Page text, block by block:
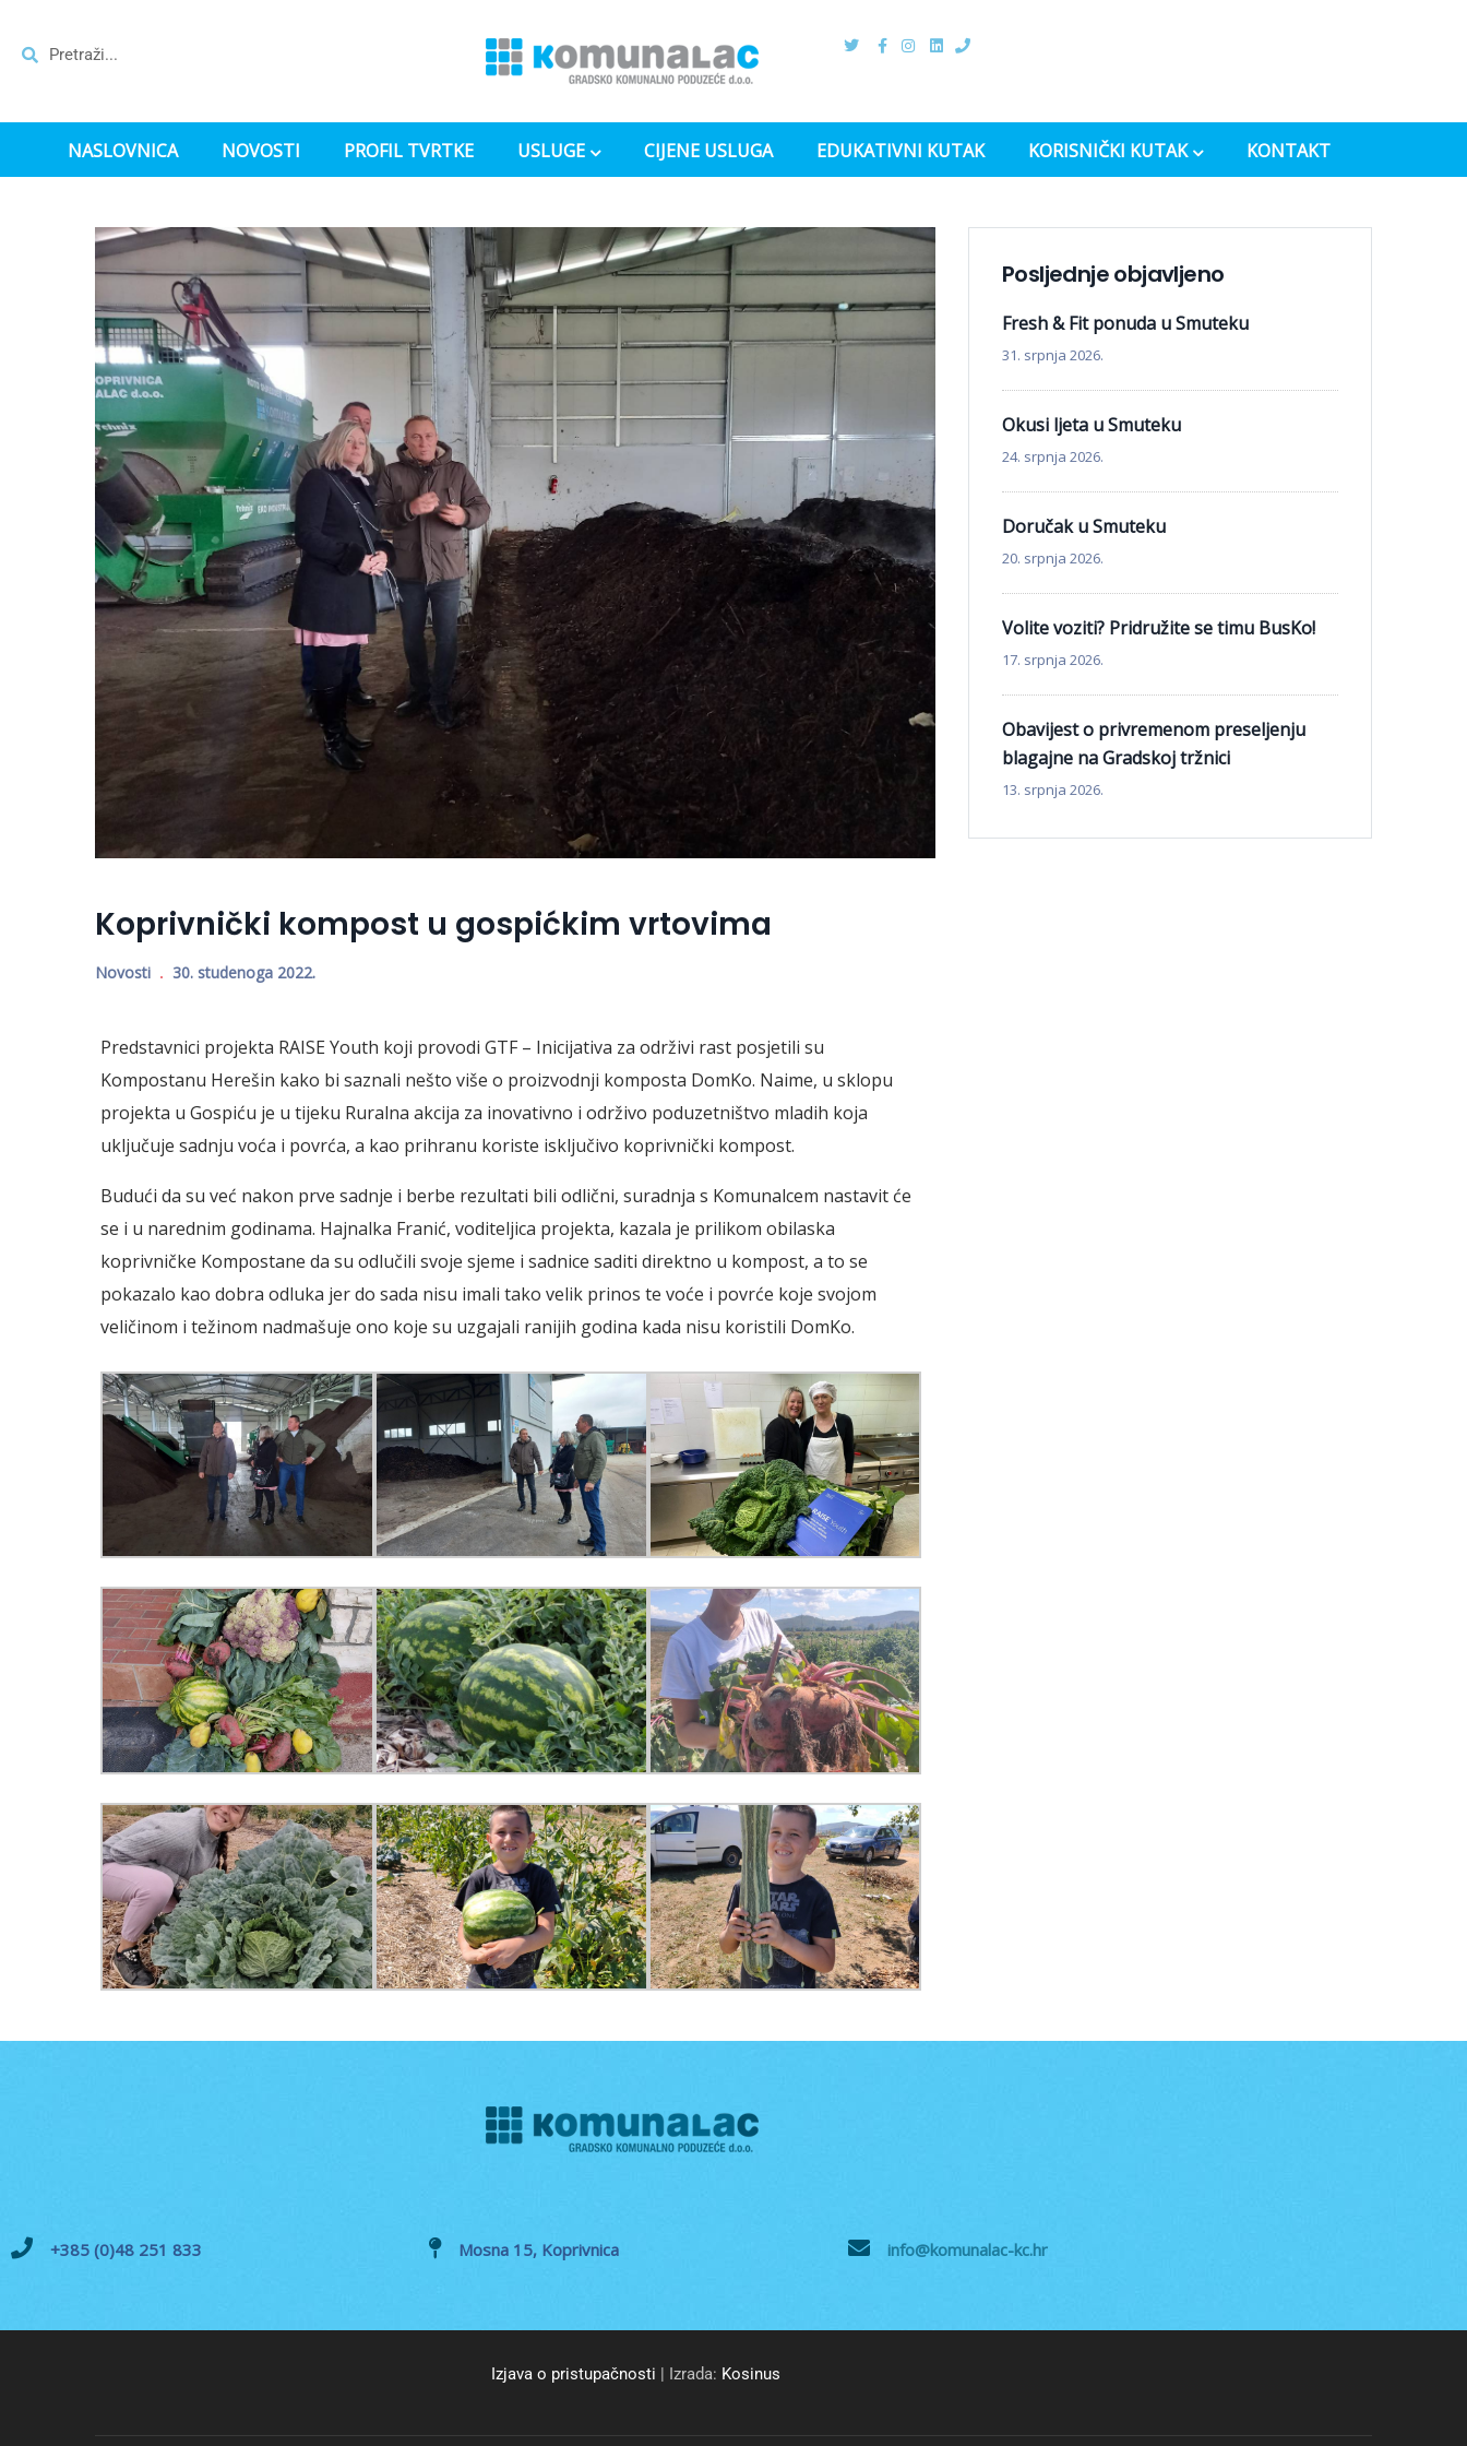
NASLOVNICA NOVOSTI PROFIL TVRTKE USLUGE CIJENE USLUGA EDUKATIVNI KUTAK KORISNIČKI KUTAK KONTAKT
Koprivnički kompost u gospićkim vrtovima
Novosti 30. studenoga 2022.
Predstavnici projekta RAISE Youth koji provodi GTF – Inicijativa za održivi rast posjetili su
Kompostanu Herešin kako bi saznali nešto više o proizvodnji komposta DomKo. Naime, u sklopu
projekta u Gospiću je u tijeku Ruralna akcija za inovativno i održivo poduzetništvo mladih koja
uključuje sadnju voća i povrća, a kao prihranu koriste isključivo koprivnički kompost.
Budući da su već nakon prve sadnje i berbe rezultati bili odlični, suradnja s Komunalcem nastavit će
se i u narednim godinama. Hajnalka Franić, voditeljica projekta, kazala je prilikom obilaska
koprivničke Kompostane da su odlučili svoje sjeme i sadnice saditi direktno u kompost, a to se
pokazalo kao dobra odluka jer do sada nisu imali tako velik prinos te voće i povrće koje svojom
veličinom i težinom nadmašuje ono koje su uzgajali ranijih godina kada nisu koristili DomKo.
Posljednje objavljeno
Fresh & Fit ponuda u Smuteku
31. srpnja 2026.
Okusi ljeta u Smuteku
24. srpnja 2026.
Doručak u Smuteku
20. srpnja 2026.
Volite voziti? Pridružite se timu BusKo!
17. srpnja 2026.
Obavijest o privremenom preseljenju
blagajne na Gradskoj tržnici
13. srpnja 2026.
+385 (0)48 251 833 Mosna 15, Koprivnica info@komunalac-kc.hr
Izjava o pristupačnosti | Izrada: Kosinus